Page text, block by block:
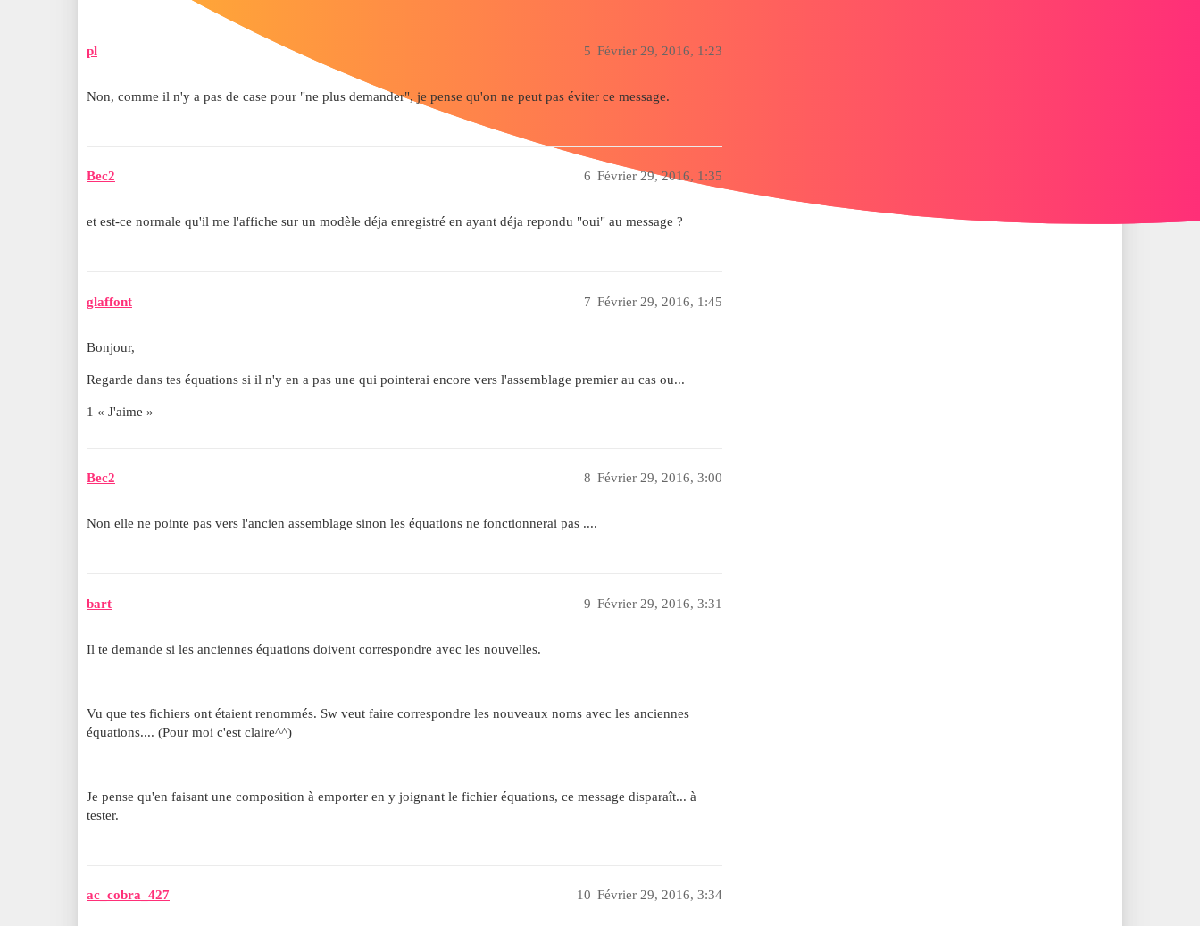
pl Février 29, 2016, 1:23
5
Non, comme il n'y a pas de case pour "ne plus demander", je pense qu'on ne peut pas éviter ce message.
Bec2 Février 29, 2016, 1:35
6
et est-ce normale qu'il me l'affiche sur un modèle déja enregistré en ayant déja repondu "oui" au message ?
glaffont Février 29, 2016, 1:45
7
Bonjour,
Regarde dans tes équations si il n'y en a pas une qui pointerai encore vers l'assemblage premier au cas ou...
1 « J'aime »
Bec2 Février 29, 2016, 3:00
8
Non elle ne pointe pas vers l'ancien assemblage sinon les équations ne fonctionnerai pas ....
bart Février 29, 2016, 3:31
9
Il te demande si les anciennes équations doivent correspondre avec les nouvelles.
Vu que tes fichiers ont étaient renommés. Sw veut faire correspondre les nouveaux noms avec les anciennes
équations.... (Pour moi c'est claire^^)
Je pense qu'en faisant une composition à emporter en y joignant le fichier équations, ce message disparaît... à
tester.
ac_cobra_427 Février 29, 2016, 3:34
10